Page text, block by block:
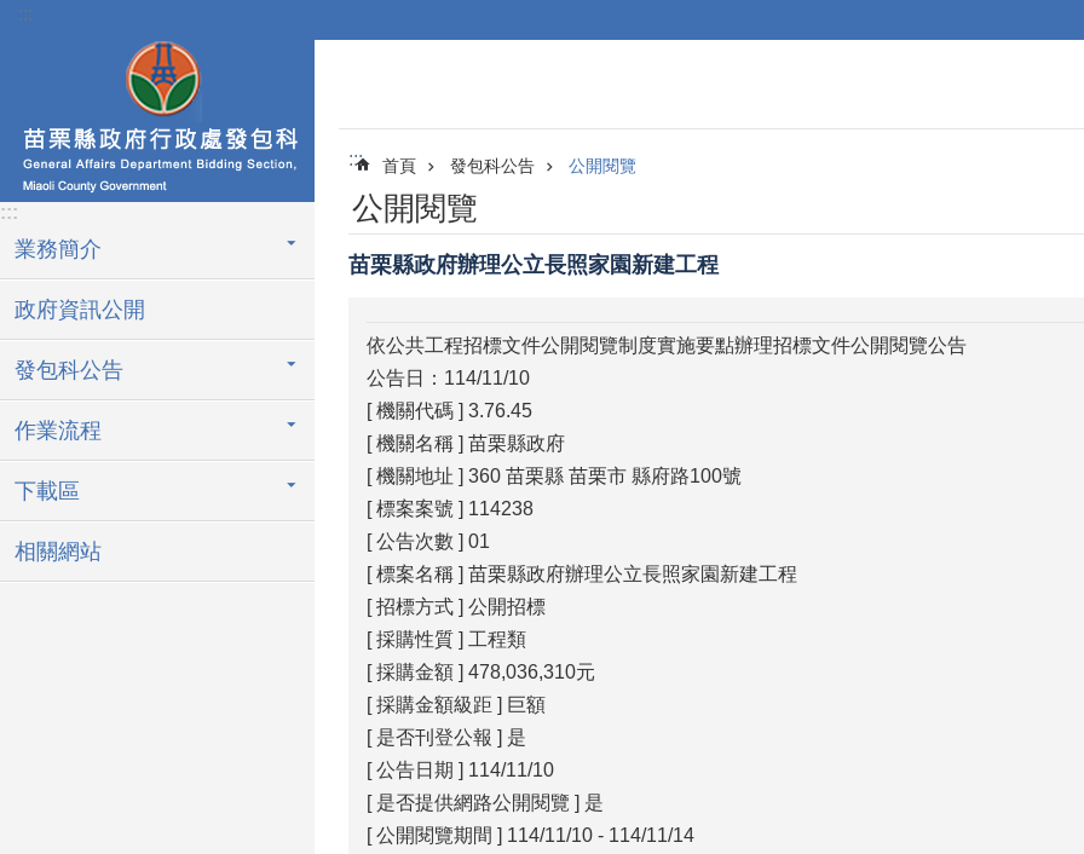
跳到主要內容區塊
:::
:::
業務簡介
政府資訊公開
發包科公告
作業流程
下載區
相關網站
::: 首頁 發包科公告 公開閱覽
公開閱覽
苗栗縣政府辦理公立長照家園新建工程
依公共工程招標文件公開閱覽制度實施要點辦理招標文件公開閱覽公告
公告日：114/11/10
[ 機關代碼 ] 3.76.45
[ 機關名稱 ] 苗栗縣政府
[ 機關地址 ] 360 苗栗縣 苗栗市 縣府路100號
[ 標案案號 ] 114238
[ 公告次數 ] 01
[ 標案名稱 ] 苗栗縣政府辦理公立長照家園新建工程
[ 招標方式 ] 公開招標
[ 採購性質 ] 工程類
[ 採購金額 ] 478,036,310元
[ 採購金額級距 ] 巨額
[ 是否刊登公報 ] 是
[ 公告日期 ] 114/11/10
[ 是否提供網路公開閱覽 ] 是
[ 公開閱覽期間 ] 114/11/10 - 114/11/14